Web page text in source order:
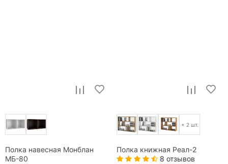
Полка навесная Монблан
МБ-80
+ 2 шт.
Полка книжная Реал-2
8 отзывов